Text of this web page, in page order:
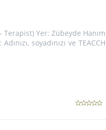
Yer: Zübeyde Hanım
soyadınızı ve TEACCH